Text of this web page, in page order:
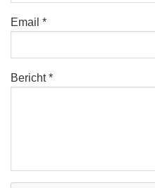
Email *
Bericht *